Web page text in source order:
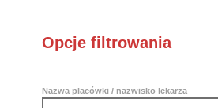
Opcje filtrowania
Nazwa placówki / nazwisko lekarza